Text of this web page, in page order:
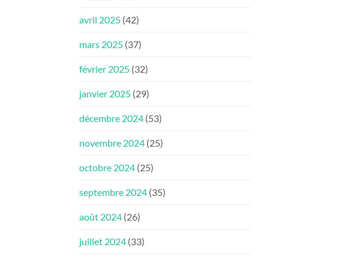
avril 2025 (42)
mars 2025 (37)
février 2025 (32)
janvier 2025 (29)
décembre 2024 (53)
novembre 2024 (25)
octobre 2024 (25)
septembre 2024 (35)
août 2024 (26)
juillet 2024 (33)